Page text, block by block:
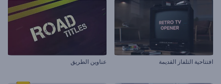
افتتاحية التلفاز القديمة عناوين الطريق